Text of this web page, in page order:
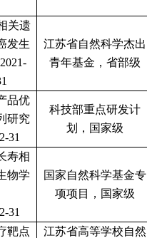
关遗
发生
2021-
江苏省自然科学杰出
青年基金， 省部级
品优
研究
31
科技部重点研发计
划，国家级
寿相
物学
31
国家自然科学基金专
项项目，国家级
靶点
江苏省高等学校自然